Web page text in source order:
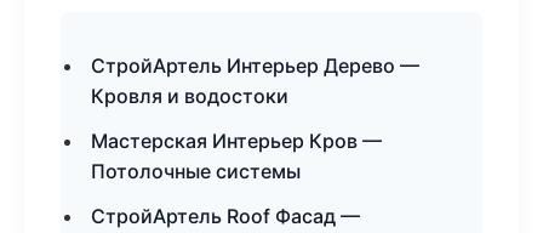
СтройАртель Интерьер Дерево —
Кровля и водостоки
Мастерская Интерьер Кров —
Потолочные системы
СтройАртель Roof Фасад —